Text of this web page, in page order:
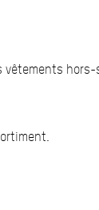
vêtements hors-